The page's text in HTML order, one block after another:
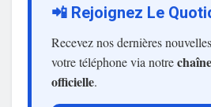
📲 Rejoignez Le
Recevez nos dernières
votre téléphone via notre
officielle.